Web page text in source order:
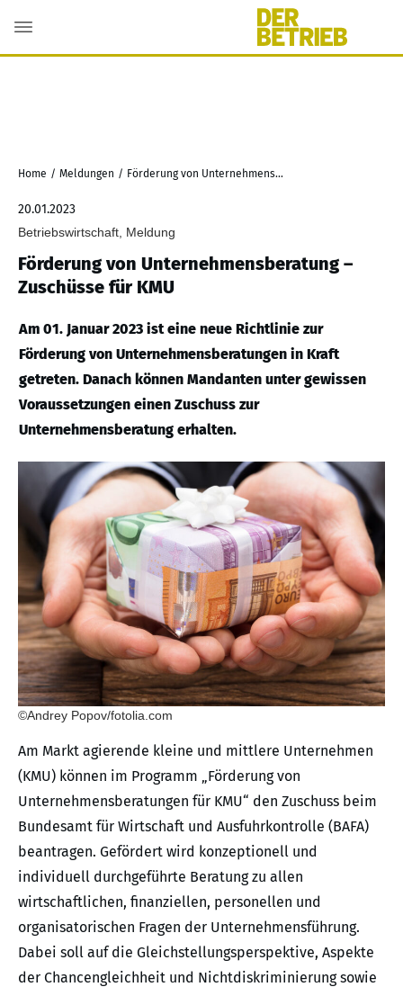
Home / Meldungen / Förderung von Unternehmensberatung – Zuschüsse für KMU
20.01.2023
Betriebswirtschaft, Meldung
Förderung von Unternehmensberatung –
Zuschüsse für KMU
Am 01. Januar 2023 ist eine neue Richtlinie zur
Förderung von Unternehmensberatungen in Kraft
getreten. Danach können Mandanten unter gewissen
Voraussetzungen einen Zuschuss zur
Unternehmensberatung erhalten.
©Andrey Popov/fotolia.com
Am Markt agierende kleine und mittlere Unternehmen
(KMU) können im Programm „Förderung von
Unternehmensberatungen für KMU“ den Zuschuss beim
Bundesamt für Wirtschaft und Ausfuhrkontrolle (BAFA)
beantragen. Gefördert wird konzeptionell und
individuell durchgeführte Beratung zu allen
wirtschaftlichen, finanziellen, personellen und
organisatorischen Fragen der Unternehmensführung.
Dabei soll auf die Gleichstellungsperspektive, Aspekte
der Chancengleichheit und Nichtdiskriminierung sowie